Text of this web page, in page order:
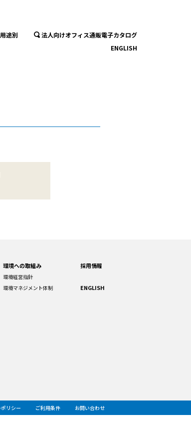
途別
法人向けオフィス通販電子カタログ
ENGLISH
環境への取組み
環境経営指針
環境マネジメント体制
採用情報
ENGLISH
リシー ご利用条件 お問い合わせ